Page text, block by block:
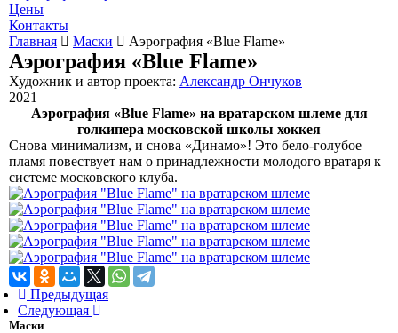
Цены
Контакты
Главная
Маски Аэрография «Blue Flame»
Аэрография «Blue Flame»
Художник и автор проекта: Александр Ончуков
2021
Аэрография «Blue Flame» на вратарском шлеме для
голкипера московской школы хоккея
Снова минимализм, и снова «Динамо»! Это бело-голубое
пламя повествует нам о принадлежности молодого вратаря к
системе московского клуба.
Предыдущая
Следующая
Маски